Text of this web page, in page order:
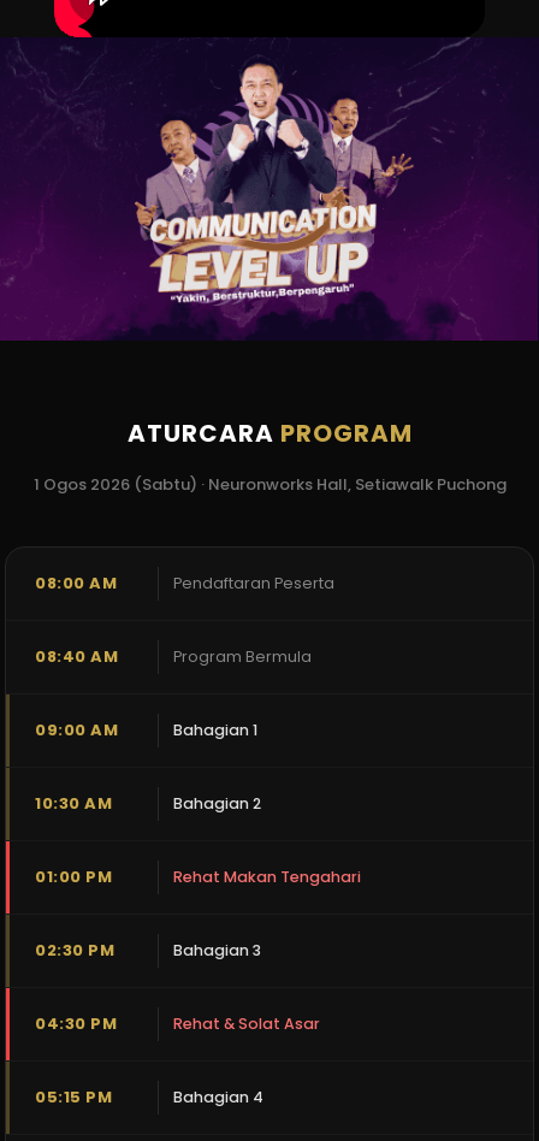
ATURCARA PROGRAM
1 Ogos 2026 (Sabtu) · Neuronworks Hall, Setiawalk Puchong
08:00 AM Pendaftaran Peserta
08:40 AM Program Bermula
09:00 AM Bahagian 1
10:30 AM Bahagian 2
01:00 PM Rehat Makan Tengahari
02:30 PM Bahagian 3
04:30 PM Rehat & Solat Asar
05:15 PM Bahagian 4